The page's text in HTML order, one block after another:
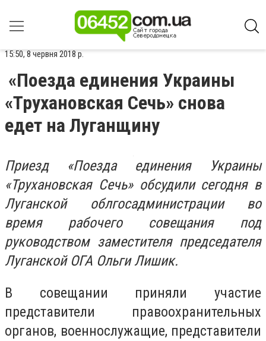
15:50, 8 червня 2018 р.
«Поезда единения Украины
«Трухановская Сечь» снова
едет на Луганщину
Приезд «Поезда единения Украины
«Трухановская Сечь» обсудили сегодня в
Луганской облгосадминистрации во
время рабочего совещания под
руководством заместителя председателя
Луганской ОГА Ольги Лишик.
В совещании приняли участие
представители правоохранительных
органов, военнослужащие, представители